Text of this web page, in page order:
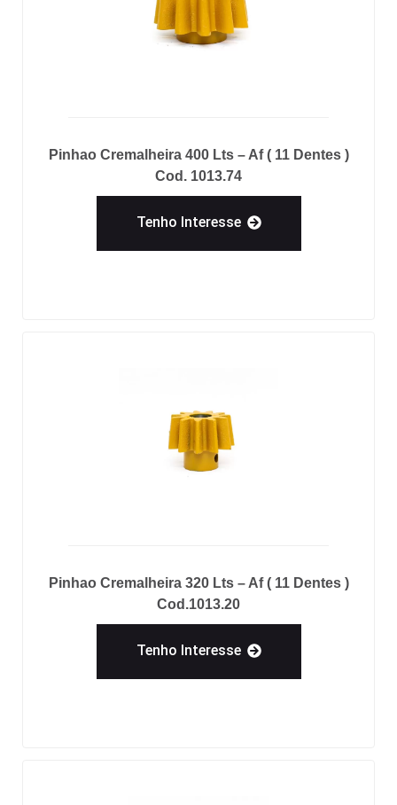
Pinhao Cremalheira 400 Lts – Af ( 11 Dentes )
Cod. 1013.74
Tenho Interesse
Pinhao Cremalheira 320 Lts – Af ( 11 Dentes )
Cod.1013.20
Tenho Interesse